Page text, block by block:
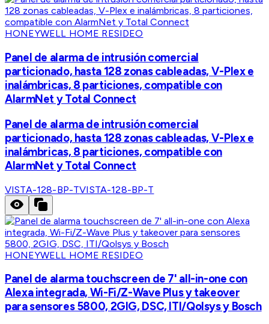
HONEYWELL HOME RESIDEO
Panel de alarma de intrusión comercial
particionado, hasta 128 zonas cableadas, V-Plex e
inalámbricas, 8 particiones, compatible con
AlarmNet y Total Connect
Panel de alarma de intrusión comercial
particionado, hasta 128 zonas cableadas, V-Plex e
inalámbricas, 8 particiones, compatible con
AlarmNet y Total Connect
VISTA-128-BP-TVISTA-128-BP-T
HONEYWELL HOME RESIDEO
Panel de alarma touchscreen de 7' all-in-one con
Alexa integrada, Wi-Fi/Z-Wave Plus y takeover
para sensores 5800, 2GIG, DSC, ITI/Qolsys y Bosch